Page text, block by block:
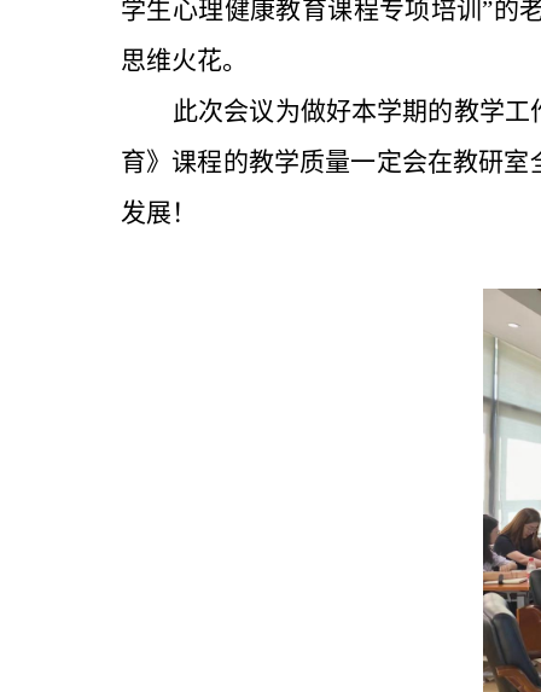
学生心理健康教育课程专项培训”的
思维火花。
此次会议为做好本学期的教学
育》课程的教学质量一定会在教研室
发展！